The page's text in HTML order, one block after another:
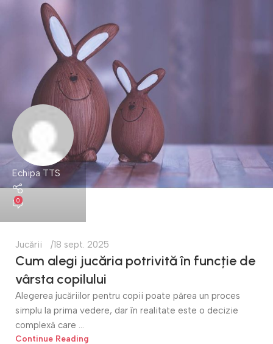
Echipa TTS
0
Jucării 18 sept. 2025
Cum alegi jucăria potrivită în funcție de
vârsta copilului
Alegerea jucăriilor pentru copii poate părea un proces
simplu la prima vedere, dar în realitate este o decizie
complexă care ...
Continue Reading